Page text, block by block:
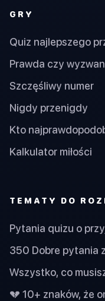
GRY
Quiz najlepszego
Prawda czy
Szczęśliwy numer
Nigdy przenigdy
Kto
Kalkulator miłości
TEMATY DO
Pytania quizu o
350 Dobre pytania
Wszystko, co
💔 10+ znaków, że